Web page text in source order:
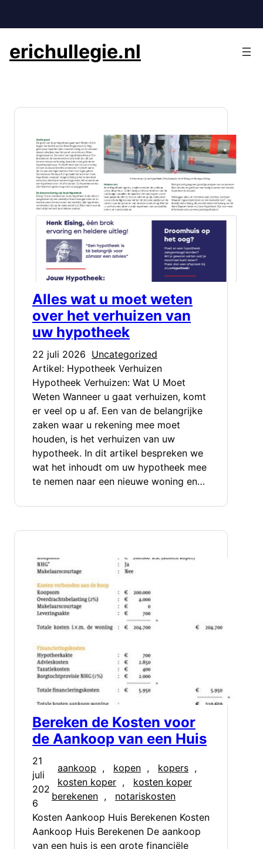
inhoud
erichullegie.nl
Alles wat u moet weten
over het verhuizen van
uw hypotheek
22 juli 2026 Uncategorized
Artikel: Hypotheek Verhuizen
Hypotheek Verhuizen: Wat U Moet
Weten Wanneer u gaat verhuizen, komt
er veel op u af. Een van de belangrijke
zaken waar u rekening mee moet
houden, is het verhuizen van uw
hypotheek. In dit artikel bespreken we
wat het inhoudt om uw hypotheek mee
te nemen naar een nieuwe woning en…
Bereken de Kosten voor
de Aankoop van een Huis
21
juli
202
6
aankoop , kopen , kopers
kosten koper ,
kosten koper
berekenen ,
notariskosten
Kosten Aankoop Huis Berekenen Kosten
Aankoop Huis Berekenen De aankoop
van een huis is een grote financiële